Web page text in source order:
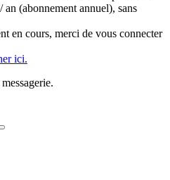
(abonnement annuel), sans
en cours, merci de vous connecter
ici.